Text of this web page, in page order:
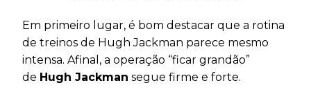
Em primeiro lugar, é bom destacar que a rotina
de treinos de Hugh Jackman parece mesmo
intensa. Afinal, a operação “ficar grandão”
de Hugh Jackman segue firme e forte.